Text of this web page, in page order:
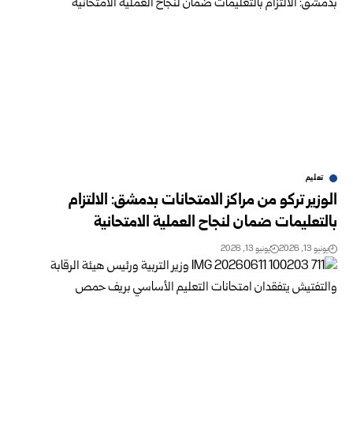
تعليم
الوزير تركو من مراكز الامتحانات بدمشق: الالتزام
بالتعليمات ضمان لنجاح العملية الامتحانية
يونيو 13, 2026 يونيو 13, 2026